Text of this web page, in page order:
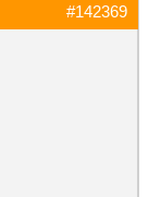
#142369